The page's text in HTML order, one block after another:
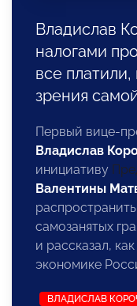
Владислав
налогами
все
зрения
Первый вице-
Владислав
инициативу
Валентины
самозанятых
и рассказал,
экономике
ВЛАДИСЛАВ